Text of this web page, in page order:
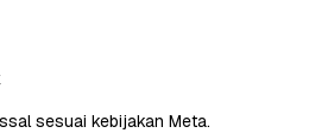
sesuai kebijakan Meta.